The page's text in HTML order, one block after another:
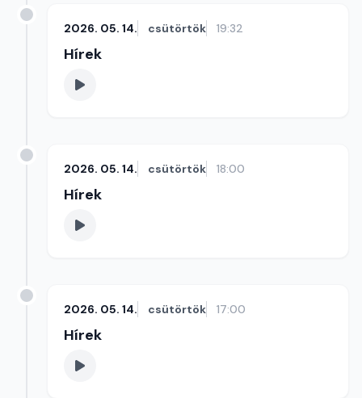
2026. 05. 14. csütörtök 19:32
Hírek
2026. 05. 14. csütörtök 18:00
Hírek
2026. 05. 14. csütörtök 17:00
Hírek